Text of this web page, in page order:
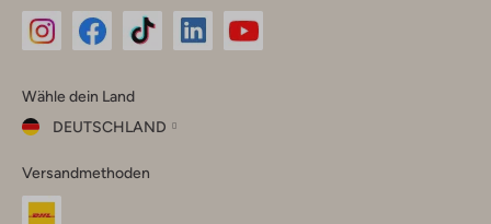
Instagram
Facebook
TikTok
Wähle dein Land
DEUTSCHLAND
dein
Land
Versandmethoden